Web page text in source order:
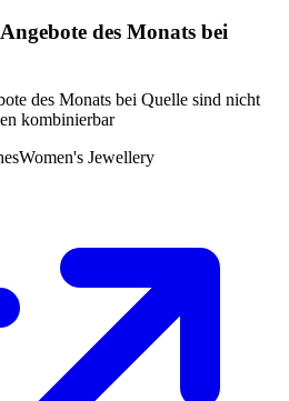
des Monats bei
des Monats bei Quelle sind nicht
kombinierbar
Women's Jewellery